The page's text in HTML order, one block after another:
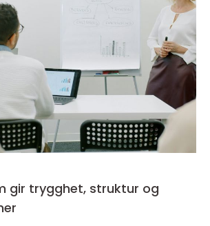
gir trygghet, struktur og